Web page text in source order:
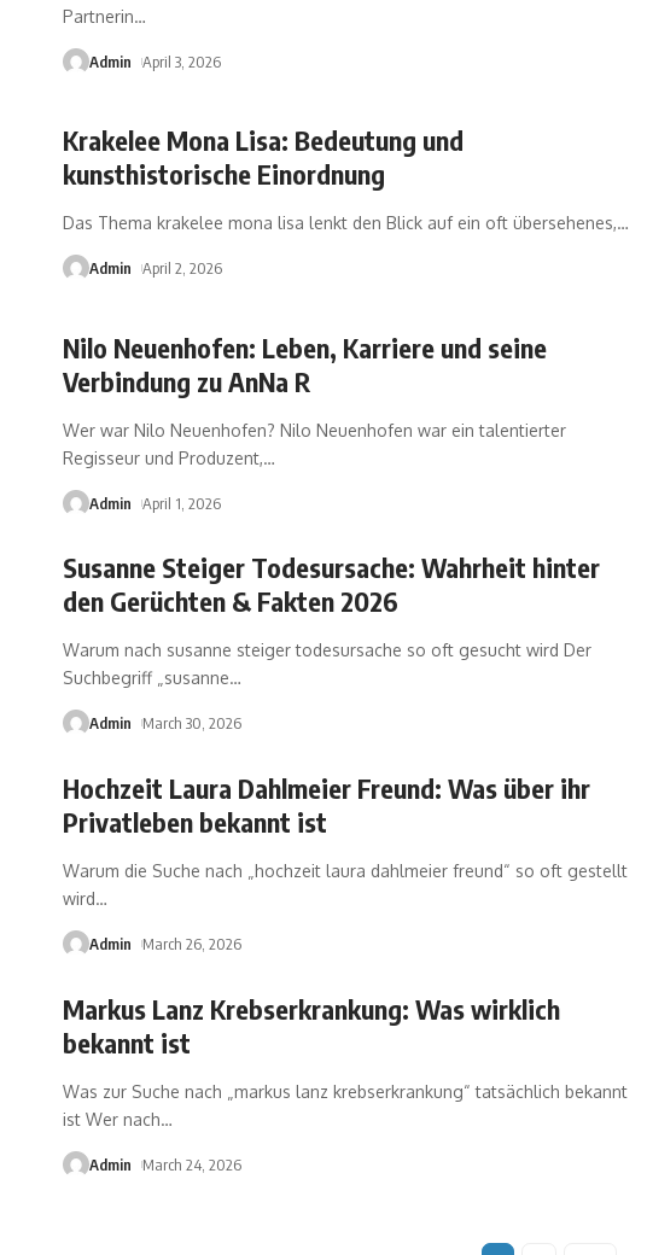
Partnerin…
Admin April 3, 2026
Krakelee Mona Lisa: Bedeutung und
kunsthistorische Einordnung
Das Thema krakelee mona lisa lenkt den Blick auf ein oft übersehenes,…
Admin April 2, 2026
Nilo Neuenhofen: Leben, Karriere und seine
Verbindung zu AnNa R
Wer war Nilo Neuenhofen? Nilo Neuenhofen war ein talentierter
Regisseur und Produzent,…
Admin April 1, 2026
Susanne Steiger Todesursache: Wahrheit hinter
den Gerüchten & Fakten 2026
Warum nach susanne steiger todesursache so oft gesucht wird Der
Suchbegriff „susanne…
Admin March 30, 2026
Hochzeit Laura Dahlmeier Freund: Was über ihr
Privatleben bekannt ist
Warum die Suche nach „hochzeit laura dahlmeier freund“ so oft gestellt
wird…
Admin March 26, 2026
Markus Lanz Krebserkrankung: Was wirklich
bekannt ist
Was zur Suche nach „markus lanz krebserkrankung“ tatsächlich bekannt
ist Wer nach…
Admin March 24, 2026